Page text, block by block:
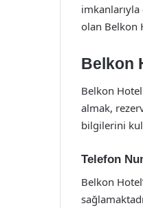
olan Belkon
Belkon
Belkon
almak,
bilgilerini
Telefon
Belkon